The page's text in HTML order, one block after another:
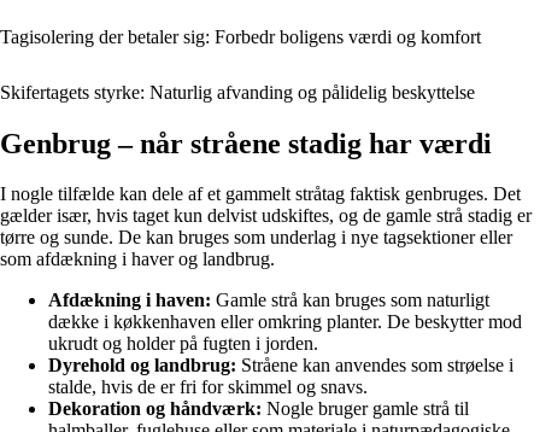
Tagisolering der betaler sig: Forbedr boligens værdi og komfort
Skifertagets styrke: Naturlig afvanding og pålidelig beskyttelse
Genbrug – når stråene stadig har værdi
I nogle tilfælde kan dele af et gammelt stråtag faktisk genbruges. Det
gælder især, hvis taget kun delvist udskiftes, og de gamle strå stadig er
tørre og sunde. De kan bruges som underlag i nye tagsektioner eller
som afdækning i haver og landbrug.
Afdækning i haven: Gamle strå kan bruges som naturligt
dække i køkkenhaven eller omkring planter. De beskytter mod
ukrudt og holder på fugten i jorden.
Dyrehold og landbrug: Stråene kan anvendes som strøelse i
stalde, hvis de er fri for skimmel og snavs.
Dekoration og håndværk: Nogle bruger gamle strå til